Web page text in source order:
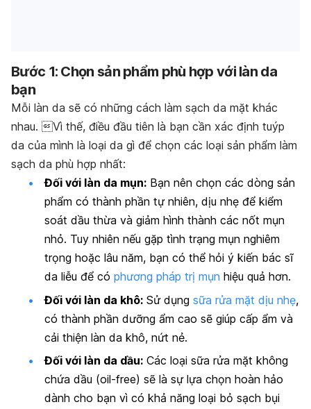
Bước 1: Chọn sản phẩm phù hợp với làn da
bạn
Mỗi làn da sẽ có những cách làm sạch da mặt khác
nhau. Vì thế, điều đầu tiên là bạn cần xác định tuýp
da của mình là loại da gì để chọn các loại sản phẩm làm
sạch da phù hợp nhất:
Đối với làn da mụn: Bạn nên chọn các dòng sản
phẩm có thành phần tự nhiên, dịu nhẹ để kiểm
soát dầu thừa và giảm hình thành các nốt mụn
nhỏ. Tuy nhiên nếu gặp tình trạng mụn nghiêm
trọng hoặc lâu năm, bạn có thể hỏi ý kiến bác sĩ
da liễu để có phương pháp trị mụn hiệu quả hơn.
Đối với làn da khô: Sử dụng sữa rửa mặt dịu nhẹ,
có thành phần dưỡng ẩm cao sẽ giúp cấp ẩm và
cải thiện làn da khô, nứt nẻ.
Đối với làn da dầu: Các loại sữa rửa mặt không
chứa dầu (oil-free) sẽ là sự lựa chọn hoàn hảo
dành cho bạn vì có khả năng loại bỏ sạch bụi